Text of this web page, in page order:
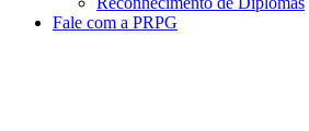
Fale com a PRPG